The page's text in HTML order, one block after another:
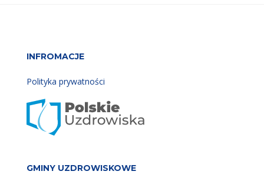
INFROMACJE
Polityka prywatności
GMINY UZDROWISKOWE